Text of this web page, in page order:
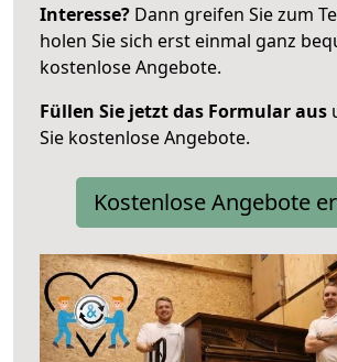
Interesse? Dann greifen Sie zum
holen Sie sich erst einmal ganz
kostenlose Angebote.
Füllen Sie jetzt das Formular aus
Sie kostenlose Angebote.
Kostenlose Angebote